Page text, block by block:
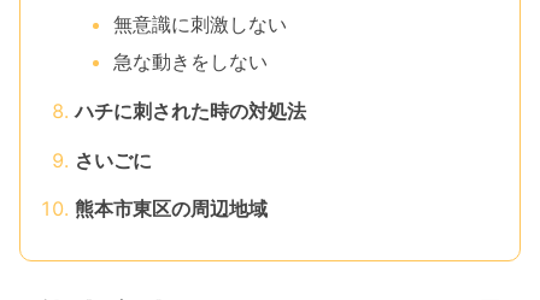
無意識に刺激しない
急な動きをしない
ハチに刺された時の対処法
さいごに
熊本市東区の周辺地域